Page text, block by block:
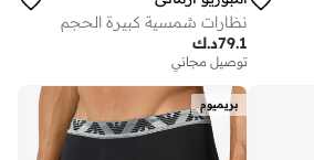
نظارات شمسية كبيرة الحجم
د.ك79.1
توصيل مجاني
بريميوم